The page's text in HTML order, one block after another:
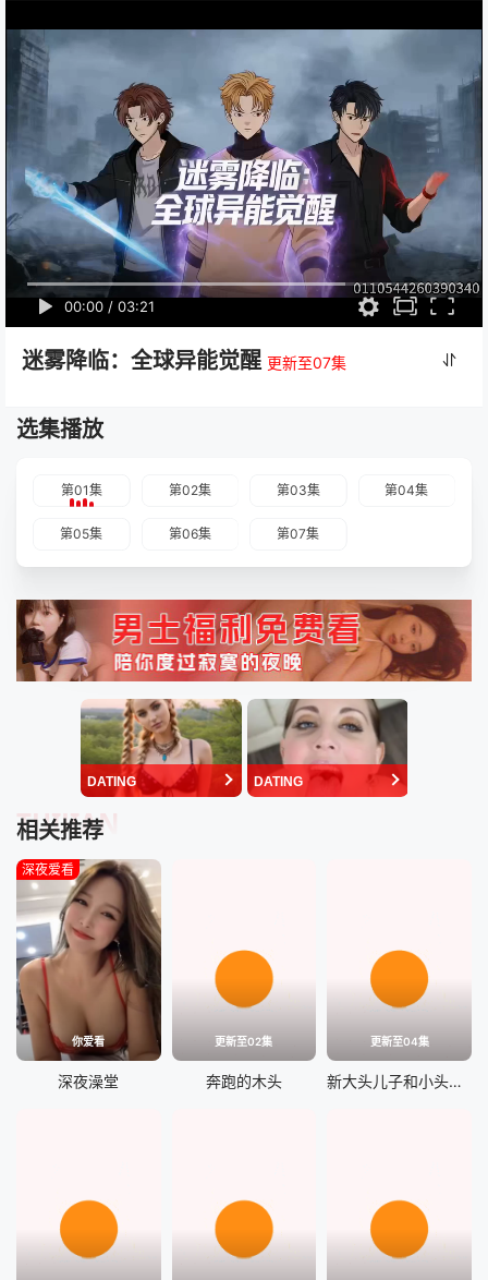
00:00 / 03:21
迷雾降临：全球异能觉醒 更新至07集
选集播放
第01集 第02集 第03集 第04集
第05集 第06集 第07集
DATING DATING
相关推荐
TUIJIAN
你爱看
深夜爱看
深夜澡堂
更新至02集
奔跑的木头
更新至04集
新大头儿子和小头爸爸——运动中国行